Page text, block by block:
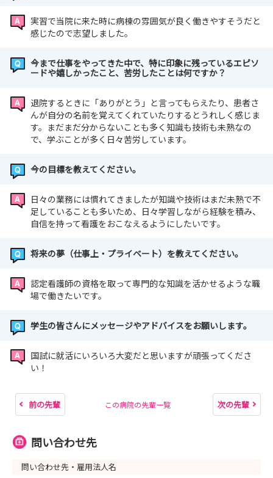
実習で当院に来た時に病棟の雰囲気が良く働きやすそうだと
感じたので志望しました。
今まで仕事をやってきた中で、特に印象に残っているエピソ
ードや嬉しかったこと、苦労したことは何ですか？
退院するときに「ありがとう」と言ってもらえたり、患者さ
んが自分の名前を覚えてくれていたりするとうれしく感じま
す。まだまだ分からないことも多く知識も技術も未熟なの
で、学ぶことが多く日々苦労しています。
今の目標を教えてください。
日々の業務には慣れてきましたが知識や技術はまだ未熟で不
足していることも多いため、日々学習しながら経験を積み、
自信を持って看護をおこなえるようにしたいです。
将来の夢（仕事上・プライベート）を教えてください。
認定看護師の資格を取って専門的な知識を活かせるような職
場で働きたいです。
学生の皆さんにメッセージやアドバイスをお願いします。
国試に就活にいろいろ大変だと思いますが頑張ってくださ
い！
前の先輩 この病院の先輩一覧 次の先輩
問い合わせ先
問い合わせ先・雇用法人名